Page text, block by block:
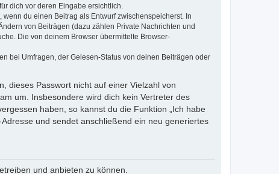
dich vor deren Eingabe ersichtlich.
du einen Beitrag als Entwurf zwischenspeicherst. In
von Beiträgen (dazu zählen Private Nachrichten und
Die von deinem Browser übermittelte Browser-
bei Umfragen, der Gelesen-Status von deinen Beiträgen oder
dieses Passwort nicht auf einer Vielzahl von
um. Insbesondere wird dich kein Vertreter des
haben, so kannst du die Funktion „Ich habe
und sendet anschließend ein neu generiertes
und anbieten zu können.